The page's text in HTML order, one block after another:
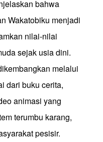
bahwa
Wakatobiku menjadi
nilai-nilai
sejak usia dini.
melalui
dari buku cerita,
animasi yang
terumbu karang,
pesisir.